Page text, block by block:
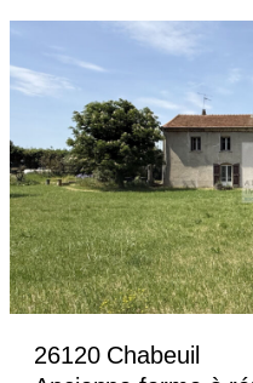
26120 Chabeuil